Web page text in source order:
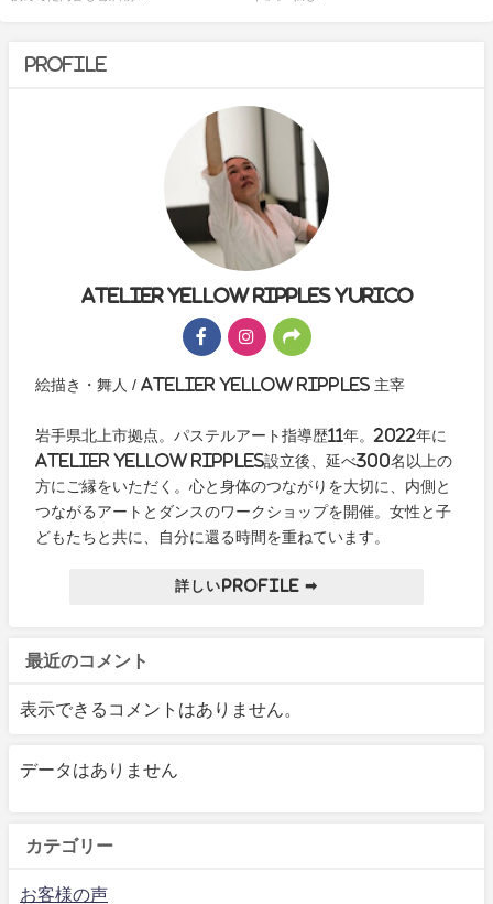
Profile
Atelier yellow ripples yurico
絵描き・舞人 / Atelier yellow ripples 主宰
岩手県北上市拠点。パステルアート指導歴11年。2022年に
Atelier yellow ripples設立後、延べ300名以上の
方にご縁をいただく。心と身体のつながりを大切に、内側と
つながるアートとダンスのワークショップを開催。女性と子
どもたちと共に、自分に還る時間を重ねています。
詳しいProfile ➡
最近のコメント
表示できるコメントはありません。
データはありません
カテゴリー
お客様の声